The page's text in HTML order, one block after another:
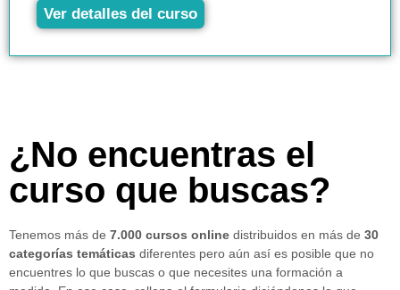
Ver detalles del curso
¿No encuentras el
curso que buscas?
Tenemos más de 7.000 cursos online distribuidos en más de 30
categorías temáticas diferentes pero aún así es posible que no
encuentres lo que buscas o que necesites una formación a